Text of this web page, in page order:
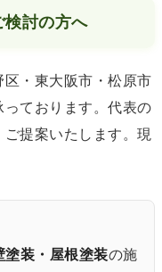
検討の方へ
・東大阪市・松原市
ております。代表の
提案いたします。現
塗装・屋根塗装の施